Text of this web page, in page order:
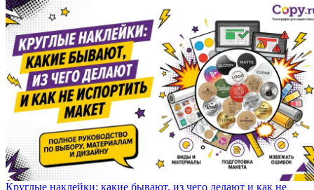
Круглые наклейки: какие бывают, из чего делают и как не